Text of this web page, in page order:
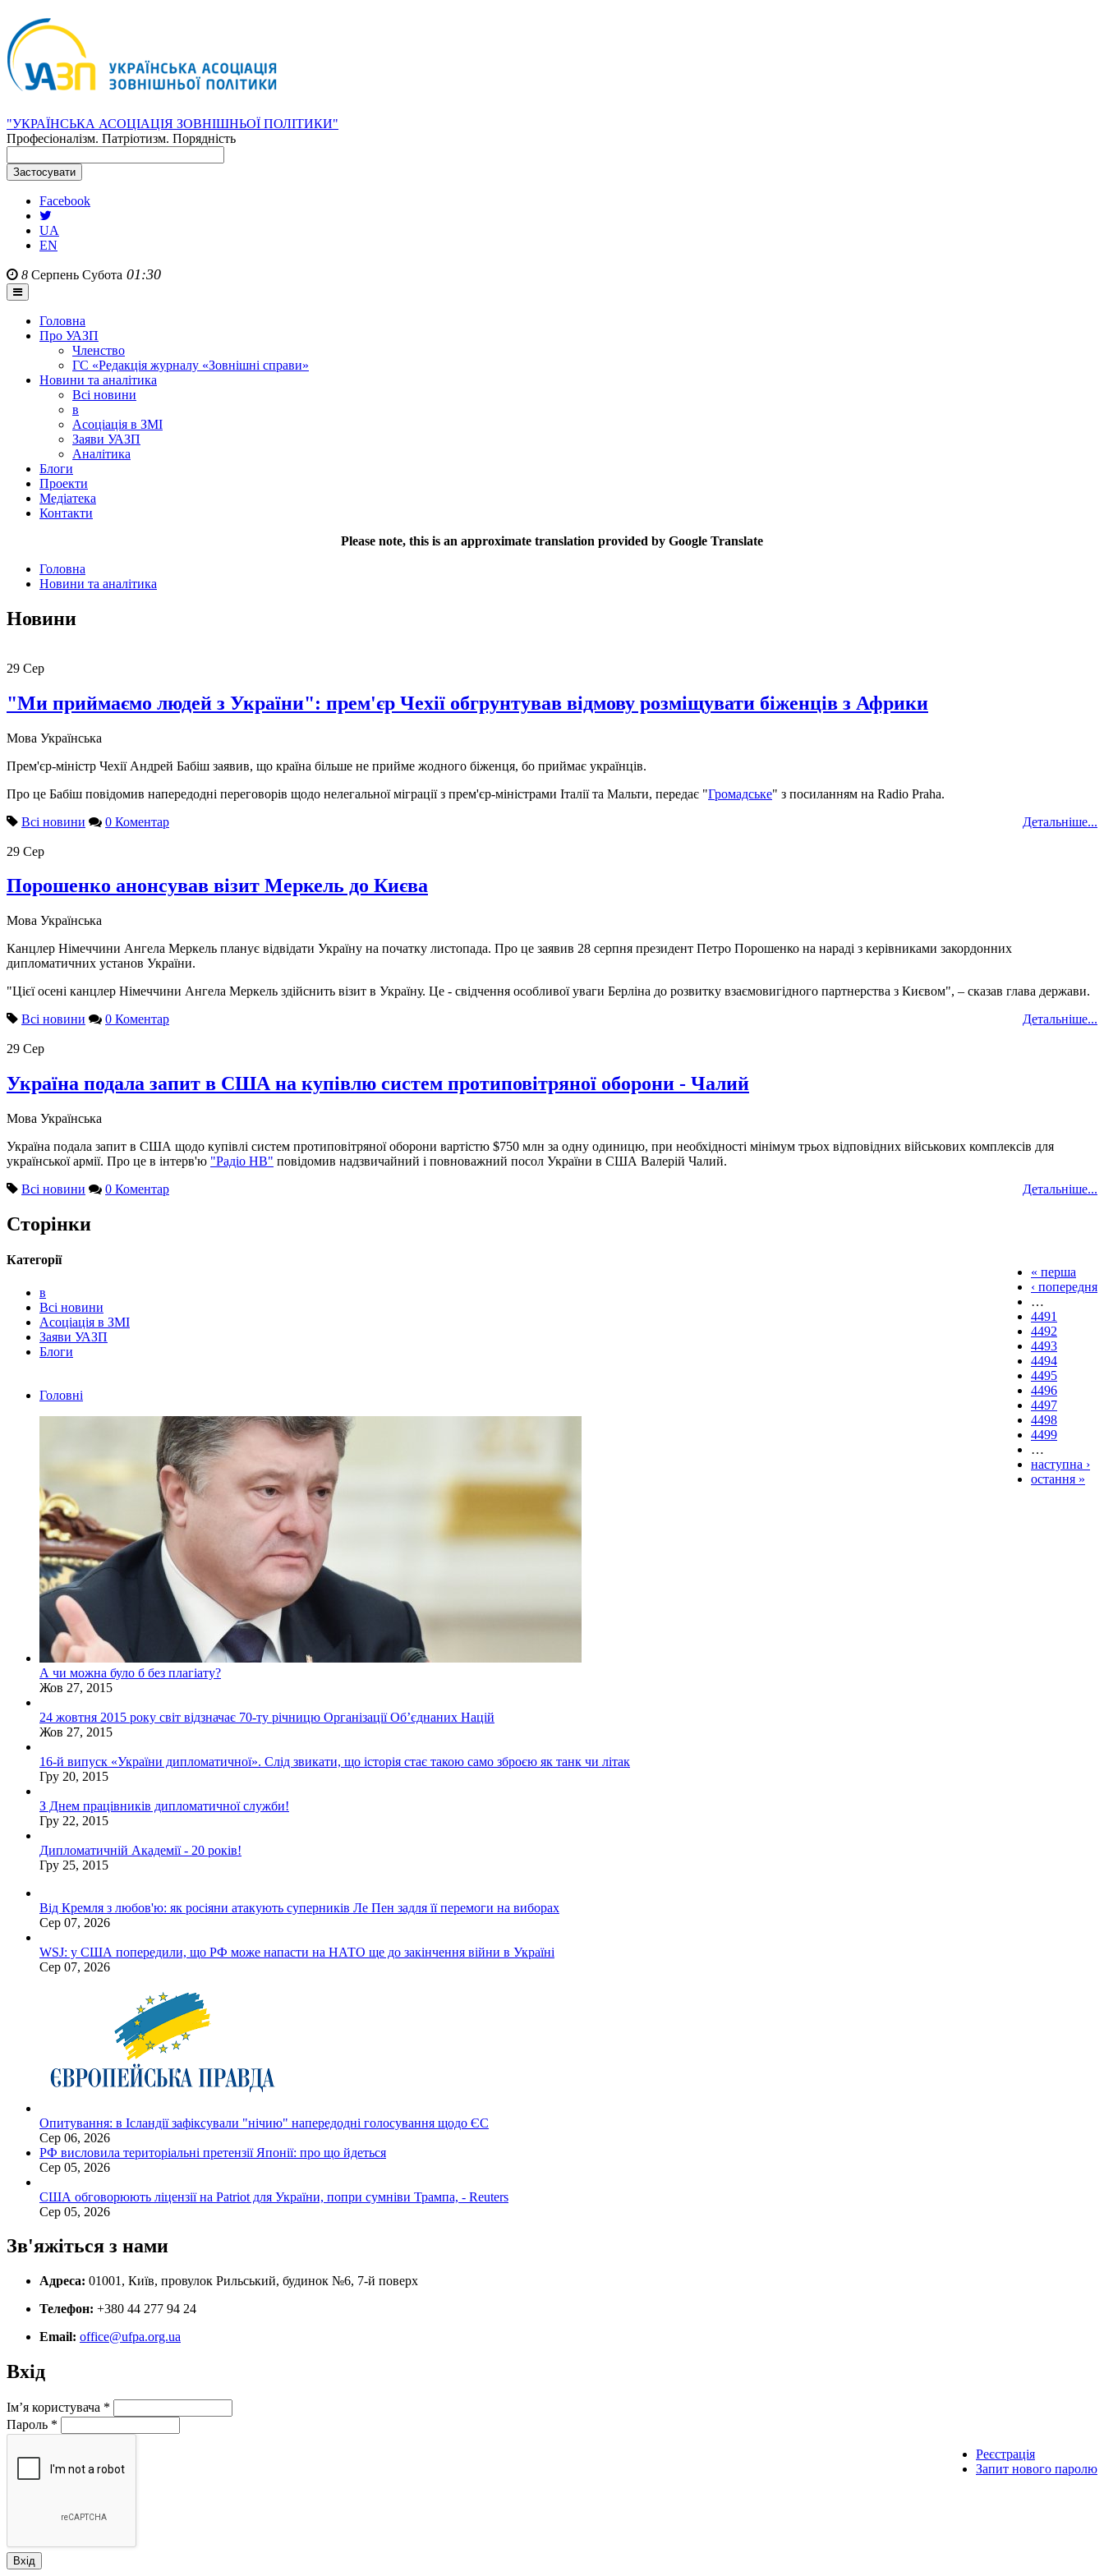
"УКРАЇНСЬКА АСОЦІАЦІЯ ЗОВНІШНЬОЇ ПОЛІТИКИ"
Професіоналізм. Патріотизм. Порядність
Facebook
UA
EN
8 Серпень Субота 01:30
Головна
Про УАЗП
Членство
ГС «Редакція журналу «Зовнішні справи»
Новини та аналітика
Всі новини
в
Асоціація в ЗМІ
Заяви УАЗП
Аналітика
Блоги
Проекти
Медіатека
Контакти
Please note, this is an approximate translation provided by Google Translate
Головна
Новини та аналітика
Новини
29 Сер
"Ми приймаємо людей з України": прем'єр Чехії обгрунтував відмову розміщувати біженців з Африки
Мова Українська
Прем'єр-міністр Чехії Андрей Бабіш заявив, що країна більше не прийме жодного біженця, бо приймає українців.
Про це Бабіш повідомив напередодні переговорів щодо нелегальної міграції з прем'єр-міністрами Італії та Мальти, передає "Громадське" з посиланням на Radio Praha.
Всі новини
0 Коментар Детальніше...
29 Сер
Порошенко анонсував візит Меркель до Києва
Мова Українська
Канцлер Німеччини Ангела Меркель планує відвідати Україну на початку листопада. Про це заявив 28 серпня президент Петро Порошенко на нараді з керівниками закордонних
дипломатичних установ України.
"Цієї осені канцлер Німеччини Ангела Меркель здійснить візит в Україну. Це - свідчення особливої уваги Берліна до розвитку взаємовигідного партнерства з Києвом", – сказав глава держави.
Всі новини
0 Коментар Детальніше...
29 Сер
Україна подала запит в США на купівлю систем протиповітряної оборони - Чалий
Мова Українська
Україна подала запит в США щодо купівлі систем протиповітряної оборони вартістю $750 млн за одну одиницю, при необхідності мінімум трьох відповідних військових комплексів для
української армії. Про це в інтерв'ю "Радіо НВ" повідомив надзвичайний і повноважний посол України в США Валерій Чалий.
Всі новини
0 Коментар Детальніше...
Сторінки
« перша
‹ попередня
…
4491
4492
4493
4494
4495
4496
4497
4498
4499
…
наступна ›
остання »
Категорії
в
Всі новини
Асоціація в ЗМІ
Заяви УАЗП
Блоги
Головні
А чи можна було б без плагіату?
Жов 27, 2015
24 жовтня 2015 року світ відзначає 70-ту річницю Організації Об’єднаних Націй
Жов 27, 2015
16-й випуск «України дипломатичної». Слід звикати, що історія стає такою само зброєю як танк чи літак
Гру 20, 2015
З Днем працівників дипломатичної служби!
Гру 22, 2015
Дипломатичній Академії - 20 років!
Гру 25, 2015
Від Кремля з любов'ю: як росіяни атакують суперників Ле Пен задля її перемоги на виборах
Сер 07, 2026
WSJ: у США попередили, що РФ може напасти на НАТО ще до закінчення війни в Україні
Сер 07, 2026
Опитування: в Ісландії зафіксували "нічию" напередодні голосування щодо ЄС
Сер 06, 2026
РФ висловила територіальні претензії Японії: про що йдеться
Сер 05, 2026
США обговорюють ліцензії на Patriot для України, попри сумніви Трампа, - Reuters
Сер 05, 2026
Зв'яжіться з нами
Адреса: 01001, Київ, провулок Рильський, будинок №6, 7-й поверх
Телефон: +380 44 277 94 24
Email: office@ufpa.org.ua
Вхід
Ім’я користувача *
Пароль *
Реєстрація
Запит нового паролю